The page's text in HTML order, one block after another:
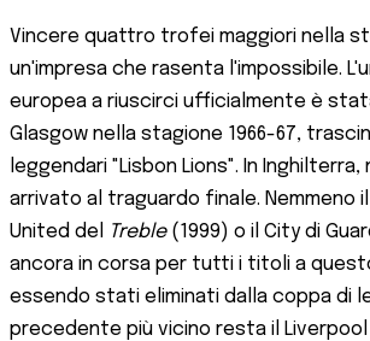
Vincere quattro trofei maggiori nella
un'impresa che rasenta l'impossibile.
europea a riuscirci ufficialmente è
Glasgow nella stagione 1966-67,
leggendari "Lisbon Lions". In Inghilterra,
arrivato al traguardo finale. Nemmeno
United del
Treble(1999) o il City di
ancora in corsa per tutti i titoli a
essendo stati eliminati dalla coppa di
precedente più vicino resta il Liverpool